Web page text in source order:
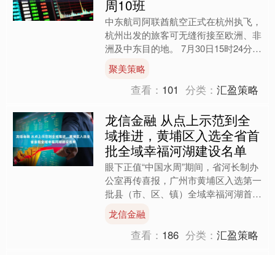
周10班
中东航司阿联酋航空正式在杭州执飞，
杭州出发的旅客可无缝衔接至欧洲、非
洲及中东目的地。 7月30日15时24分，
随着EK310航班缓缓穿过“水门”滑入
422机位，....
聚美策略
查看： 101 分类：汇盈策略
龙信金融 从点上示范到全
域推进，黄埔区入选全省首
批全域幸福河湖建设名单
眼下正值“中国水周”期间，省河长制办
公室再传喜报，广州市黄埔区入选第一
批县（市、区、镇）全域幸福河湖首批
建设试点，为广州“水网画卷”再添一笔
亮色。 这是继南岗河....
龙信金融
查看： 186 分类：汇盈策略